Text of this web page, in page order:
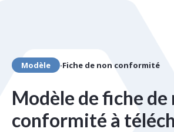
Modèle ·Fiche de non conformité
Modèle de fiche de
conformité à